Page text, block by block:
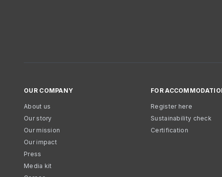
OUR COMPANY
About us
Our story
Our mission
Our impact
Press
Media kit
FOR
Register here
Sustainability check
Certification